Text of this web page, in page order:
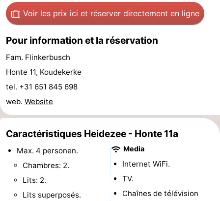
être
villes
Visites
guidées
Sports
-
Piscines
-
Faire
du
vélo
-
Randonnée
-
Équitation
-
Terrains
de
Peche
Voir les prix ici et réserver directement en ligne
Pour information et la réservation
Fam. Flinkerbusch
Honte 11, Koudekerke
tel. +31 651 845 698
web. Website
Caractéristiques Heidezee - Honte 11a
Max. 4 personen.
Chambres: 2.
Lits: 2.
Lits superposés.
Media
Internet WiFi.
TV.
Chaînes de télévision